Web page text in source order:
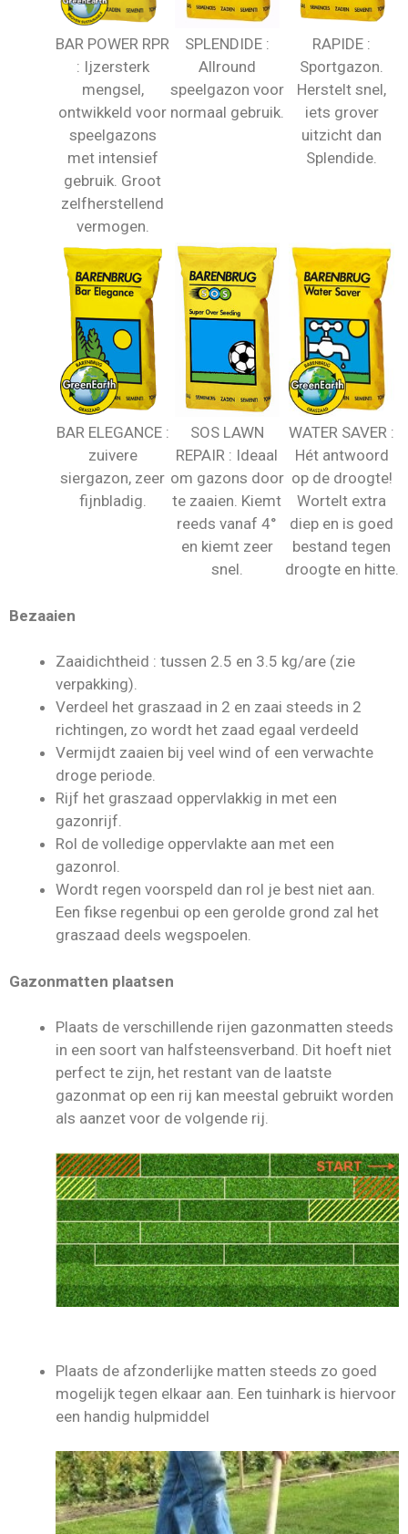
BAR POWER RPR
: Ijzersterk
mengsel,
ontwikkeld voor
speelgazons
met intensief
gebruik. Groot
zelfherstellend
vermogen.
SPLENDIDE :
Allround
speelgazon voor
normaal gebruik.
RAPIDE :
Sportgazon.
Herstelt snel,
iets grover
uitzicht dan
Splendide.
BAR ELEGANCE :
zuivere
siergazon, zeer
fijnbladig.
SOS LAWN
REPAIR : Ideaal
om gazons door
te zaaien. Kiemt
reeds vanaf 4°
en kiemt zeer
snel.
WATER SAVER :
Hét antwoord
op de droogte!
Wortelt extra
diep en is goed
bestand tegen
droogte en hitte.
Bezaaien
Zaaidichtheid : tussen 2.5 en 3.5 kg/are (zie
verpakking).
Verdeel het graszaad in 2 en zaai steeds in 2
richtingen, zo wordt het zaad egaal verdeeld
Vermijdt zaaien bij veel wind of een verwachte
droge periode.
Rijf het graszaad oppervlakkig in met een
gazonrijf.
Rol de volledige oppervlakte aan met een
gazonrol.
Wordt regen voorspeld dan rol je best niet aan.
Een fikse regenbui op een gerolde grond zal het
graszaad deels wegspoelen.
Gazonmatten plaatsen
Plaats de verschillende rijen gazonmatten steeds
in een soort van halfsteensverband. Dit hoeft niet
perfect te zijn, het restant van de laatste
gazonmat op een rij kan meestal gebruikt worden
als aanzet voor de volgende rij.
Plaats de afzonderlijke matten steeds zo goed
mogelijk tegen elkaar aan. Een tuinhark is hiervoor
een handig hulpmiddel